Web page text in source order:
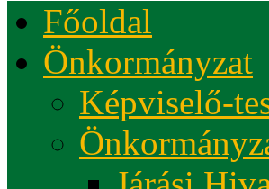
Főoldal
Önkormányzat
Képviselő-